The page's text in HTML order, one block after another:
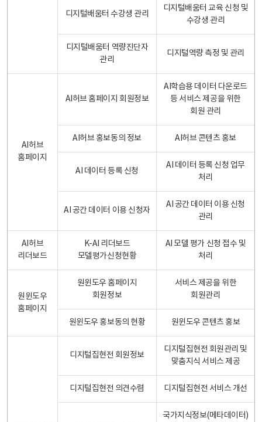
디지털배움터 수강생 관리
디지털배움터 교육 신청 및
수강생 관리
디지털배움터 역량진단자
관리
디지털역량 측정 및 관리
AI허브
홈페이지
AI허브 홈페이지 회원정보
AI학습용 데이터 다운로드
등 서비스 제공을 위한
회원 관리
AI허브 홍보동의 정보 AI허브 콘텐츠 홍보
AI 데이터 등록 신청
AI 데이터 등록 신청 업무
처리
AI 공간 데이터 이용 신청자
AI 공간 데이터 이용 신청
관리
AI허브
리더보드
K-AI 리더보드
모델평가신청현황
AI 모델 평가 신청 접수 및
처리
원윈도우
홈페이지
원윈도우 홈페이지
회원정보
서비스 제공을 위한
회원관리
원윈도우 홍보동의 현황 원윈도우 콘텐츠 홍보
디지털집현전 회원정보
디지털집현전 회원관리 및
맞춤지식 서비스 제공
디지털집현전 의견수렴 디지털집현전 서비스 개선
국가지식정보(메타데이터)